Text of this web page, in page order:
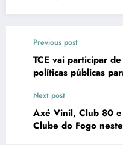
Previous post
TCE vai participar
políticas públicas
Next post
Axé Vinil, Club 80
Clube do Fogo